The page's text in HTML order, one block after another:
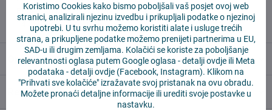
✅ BESPLATNA dostava iznad 55 EUR
✅ 14 dana za povrat robe
Opis
Reviews 0
Koristimo Cookies kako bismo poboljšali vaš posjet ovoj web
stranici, analizirali njezinu izvedbu i prikupljali podatke o njezinoj
upotrebi. U tu svrhu možemo koristiti alate i usluge trećih
strana, a prikupljene podatke možemo prenijeti partnerima u EU,
SAD-u ili drugim zemljama. Kolačići se koriste za poboljšanje
relevantnosti oglasa putem Google oglasa -detalji ovdjeili Meta
podataka -detalji ovdje (Facebook, Instagram). Klikom na
"Prihvati sve kolačiće" izražavate svoj pristanak na ovu obradu.
Možete pronaći detaljne informacije ili urediti svoje postavke u
nastavku.